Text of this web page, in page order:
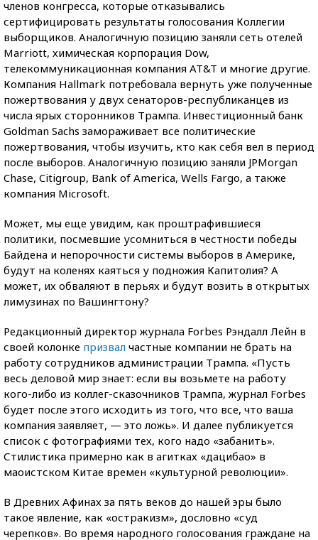
членов конгресса, которые отказывались
сертифицировать результаты голосования Коллегии
выборщиков. Аналогичную позицию заняли сеть отелей
Marriott, химическая корпорация Dow,
телекоммуникационная компания AT&T и многие другие.
Компания Hallmark потребовала вернуть уже полученные
пожертвования у двух сенаторов-республиканцев из
числа ярых сторонников Трампа. Инвестиционный банк
Goldman Sachs замораживает все политические
пожертвования, чтобы изучить, кто как себя вел в период
после выборов. Аналогичную позицию заняли JPMorgan
Chase, Citigroup, Bank of America, Wells Fargo, а также
компания Microsoft.
Может, мы еще увидим, как проштрафившиеся
политики, посмевшие усомниться в честности победы
Байдена и непорочности системы выборов в Америке,
будут на коленях каяться у подножия Капитолия? А
может, их обваляют в перьях и будут возить в открытых
лимузинах по Вашингтону?
Редакционный директор журнала Forbes Рэндалл Лейн в
своей колонке призвал частные компании не брать на
работу сотрудников администрации Трампа. «Пусть
весь деловой мир знает: если вы возьмете на работу
кого-либо из коллег-сказочников Трампа, журнал Forbes
будет после этого исходить из того, что все, что ваша
компания заявляет, — это ложь». И далее публикуется
список с фотографиями тех, кого надо «забанить».
Стилистика примерно как в агитках «дацибао» в
маоистском Китае времен «культурной революции».
В Древних Афинах за пять веков до нашей эры было
такое явление, как «остракизм», дословно «суд
черепков». Во время народного голосования граждане на